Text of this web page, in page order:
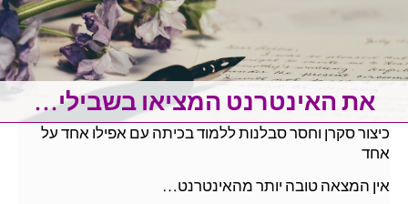
את האינטרנט המציאו בשבילי…
כיצור סקרן וחסר סבלנות ללמוד בכיתה עם אפילו אחד על
אחד
אין המצאה טובה יותר מהאינטרנט…